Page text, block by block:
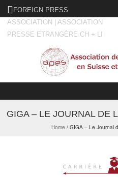
FOREIGN PRESS
ASSOCIATION | ASSOCIATION
PRESSE ETRANGÈRE CH + LI
GIGA – LE JOURNAL DE
Home / GIGA – Le Journal